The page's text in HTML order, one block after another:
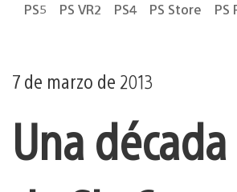
PS5 PS VR2 PS4 PS Store PS
7 de marzo de 2013
Una